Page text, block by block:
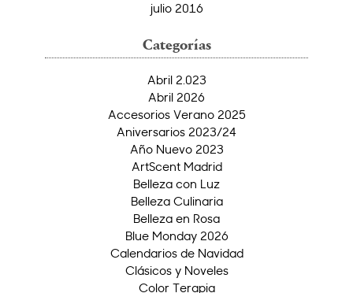
julio 2016
Categorías
Abril 2.023
Abril 2026
Accesorios Verano 2025
Aniversarios 2023/24
Año Nuevo 2023
ArtScent Madrid
Belleza con Luz
Belleza Culinaria
Belleza en Rosa
Blue Monday 2026
Calendarios de Navidad
Clásicos y Noveles
Color Terapia